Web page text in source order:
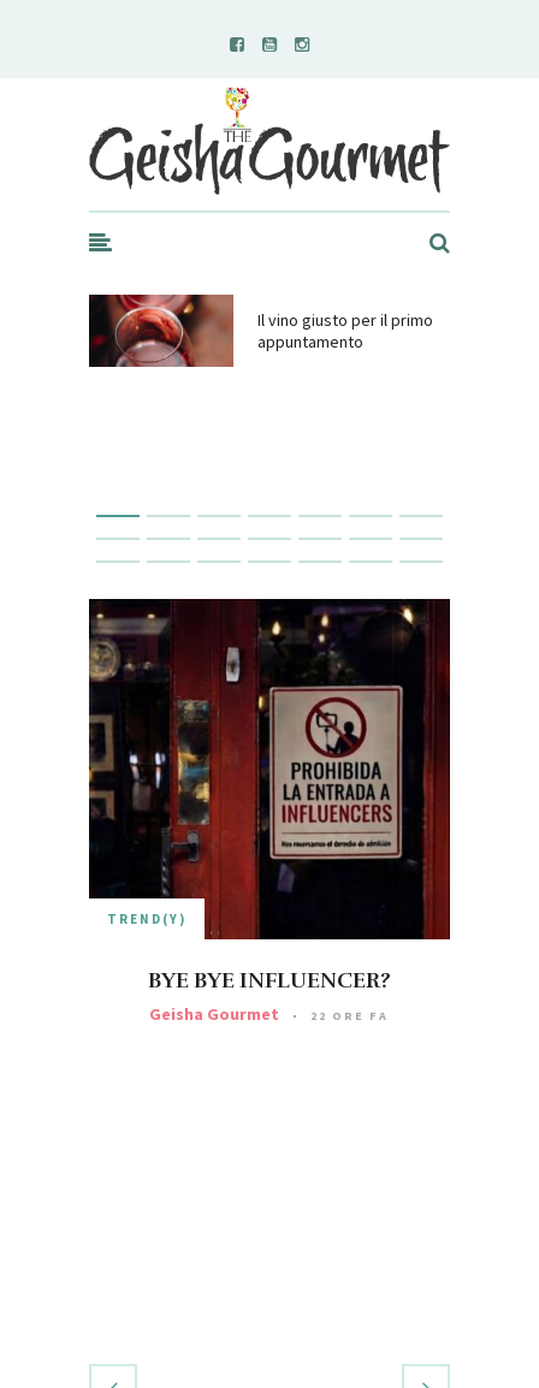
Geisha Gourmet
Il vino giusto per il primo
appuntamento
TREND(Y)
BYE BYE INFLUENCER?
Geisha Gourmet 22 ORE FA